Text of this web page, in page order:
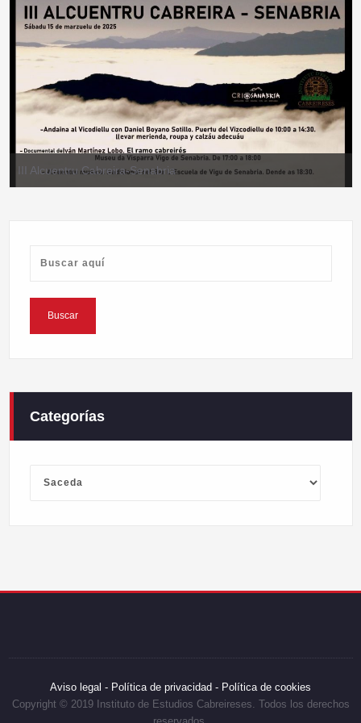
III Alcuentru Cabreira-Senabria
Categorías
Aviso legal - Política de privacidad - Política de cookies
Copyright © 2019 Instituto de Estudios Cabreireses. Todos los derechos